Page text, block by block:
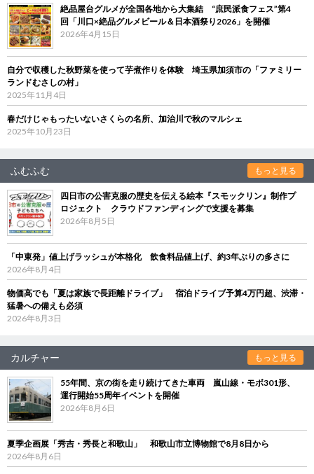
絶品屋台グルメが全国各地から大集結 “庶民派食フェス”第4
回「川口×絶品グルメビール＆日本酒祭り2026」を開催
2026年4月15日
自分で収穫した秋野菜を使って芋煮作りを体験 埼玉県加須市の「ファミリー
ランドむさしの村」
2025年11月4日
春だけじゃもったいないさくらの名所、加治川で秋のマルシェ
2025年10月23日
ふむふむ もっと見る
四日市の公害克服の歴史を伝える絵本『スモックリン』制作プ
ロジェクト クラウドファンディングで支援を募集
2026年8月5日
「中東発」値上げラッシュが本格化 飲食料品値上げ、約3年ぶりの多さに
2026年8月4日
物価高でも「夏は家族で長距離ドライブ」 宿泊ドライブ予算4万円超、渋滞・
猛暑への備えも必須
2026年8月3日
カルチャー もっと見る
55年間、京の街を走り続けてきた車両 嵐山線・モボ301形、
運行開始55周年イベントを開催
2026年8月6日
夏季企画展「秀吉・秀長と和歌山」 和歌山市立博物館で8月8日から
2026年8月6日